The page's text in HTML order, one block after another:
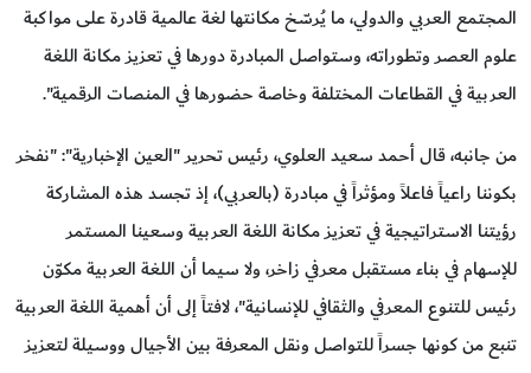
المجتمع العربي والدولي، ما يُرسّخ مكانتها لغة عالمية قادرة على مواكبة
علوم العصر وتطوراته، وستواصل المبادرة دورها في تعزيز مكانة اللغة
العربية في القطاعات المختلفة وخاصة حضورها في المنصات الرقمية".
من جانبه، قال أحمد سعيد العلوي، رئيس تحرير "العين الإخبارية": "نفخر
بكوننا راعياً فاعلاً ومؤثراً في مبادرة (بالعربي)، إذ تجسد هذه المشاركة
رؤيتنا الاستراتيجية في تعزيز مكانة اللغة العربية وسعينا المستمر
للإسهام في بناء مستقبل معرفي زاخر، ولا سيما أن اللغة العربية مكوّن
رئيس للتنوع المعرفي والثقافي للإنسانية"، لافتاً إلى أن أهمية اللغة العربية
تنبع من كونها جسراً للتواصل ونقل المعرفة بين الأجيال ووسيلة لتعزيز